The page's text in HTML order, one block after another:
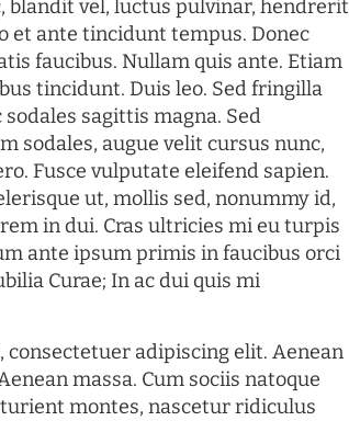
blandit vel, luctus pulvinar, hendrerit
et ante tincidunt tempus. Donec
faucibus. Nullam quis ante. Etiam
tincidunt. Duis leo. Sed fringilla
sagittis magna. Sed
sodales, augue velit cursus nunc,
Fusce vulputate eleifend sapien.
ut, mollis sed, nonummy id,
in dui. Cras ultricies mi eu turpis
ante ipsum primis in faucibus orci
Curae; In ac dui quis mi
adipiscing elit. Aenean
massa. Cum sociis natoque
montes, nascetur ridiculus